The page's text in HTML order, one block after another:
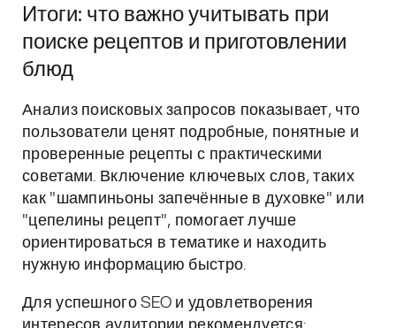
Итоги: что важно учитывать при
поиске рецептов и приготовлении
блюд
Анализ поисковых запросов показывает, что
пользователи ценят подробные, понятные и
проверенные рецепты с практическими
советами. Включение ключевых слов, таких
как "шампиньоны запечённые в духовке" или
"цепелины рецепт", помогает лучше
ориентироваться в тематике и находить
нужную информацию быстро.
Для успешного SEO и удовлетворения